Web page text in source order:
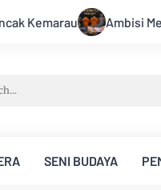
Dua Anggota Polda
SENI BUDAYA